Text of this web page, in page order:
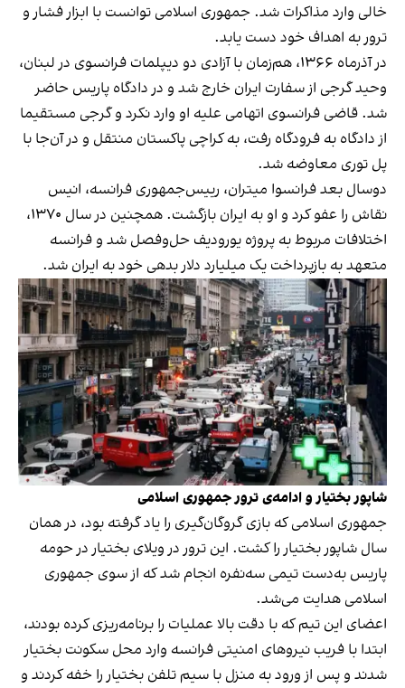
خالی وارد مذاکرات شد. جمهوری اسلامی توانست با ابزار فشار و
ترور به اهداف خود دست یابد.
در آذرماه ۱۳۶۶، هم‌زمان با آزادی دو دیپلمات فرانسوی در لبنان،
وحید گرجی از سفارت ایران خارج شد و در دادگاه پاریس حاضر
شد. قاضی فرانسوی اتهامی علیه او وارد نکرد و گرجی مستقیما
از دادگاه به فرودگاه رفت، به کراچی پاکستان منتقل و در آن‌جا با
پل توری معاوضه شد.
دوسال بعد فرانسوا میتران، رییس‌جمهوری فرانسه، انیس
نقاش را عفو کرد و او به ایران بازگشت. همچنین در سال ۱۳۷۰،
اختلافات مربوط به پروژه یورودیف حل‌وفصل شد و فرانسه
متعهد به بازپرداخت یک میلیارد دلار بدهی خود به ایران شد.
شاپور بختیار و ادامه‌ی ترور جمهوری اسلامی
جمهوری اسلامی که بازی گروگان‌گیری را یاد گرفته بود، در همان
سال شاپور بختیار را کشت. این ترور در ویلای بختیار در حومه‌
پاریس به‌دست تیمی سه‌نفره انجام شد که از سوی جمهوری
اسلامی هدایت می‌شد.
اعضای این تیم که با دقت بالا عملیات را برنامه‌ریزی کرده بودند،
ابتدا با فریب نیروهای امنیتی فرانسه وارد محل سکونت بختیار
شدند و پس از ورود به منزل با سیم تلفن بختیار را خفه کردند و